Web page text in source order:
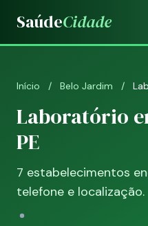
SaúdeCidade
Início / Belo Jardim /
Laboratório
PE
7 estabelecimentos
telefone e localização.